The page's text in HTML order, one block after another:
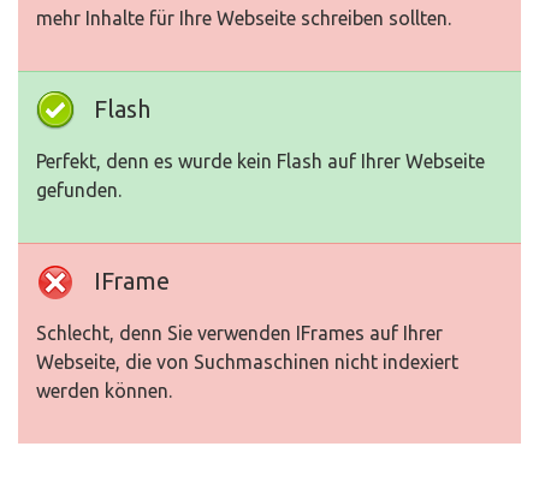
mehr Inhalte für Ihre Webseite schreiben sollten.
Flash
Perfekt, denn es wurde kein Flash auf Ihrer Webseite
gefunden.
IFrame
Schlecht, denn Sie verwenden IFrames auf Ihrer
Webseite, die von Suchmaschinen nicht indexiert
werden können.